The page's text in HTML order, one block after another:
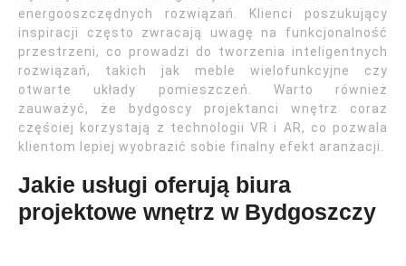
energooszczędnych rozwiązań. Klienci poszukujący
inspiracji często zwracają uwagę na funkcjonalność
przestrzeni, co prowadzi do tworzenia inteligentnych
rozwiązań, takich jak meble wielofunkcyjne czy
otwarte układy pomieszczeń. Warto również
zauważyć, że bydgoscy projektanci wnętrz coraz
częściej korzystają z technologii VR i AR, co pozwala
klientom lepiej wyobrazić sobie finalny efekt aranżacji.
Jakie usługi oferują biura
projektowe wnętrz w Bydgoszczy